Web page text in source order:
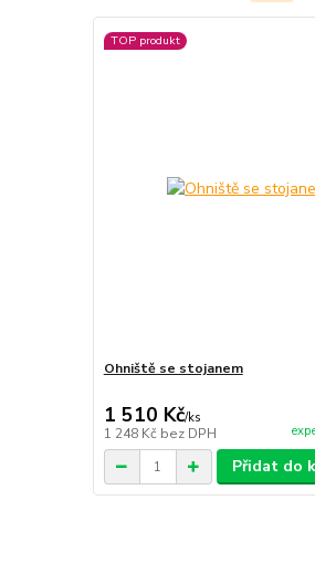
TOP produkt
Ohniště se stojanem
1 510 Kč/ks
1 248 Kč bez DPH
Přidat do